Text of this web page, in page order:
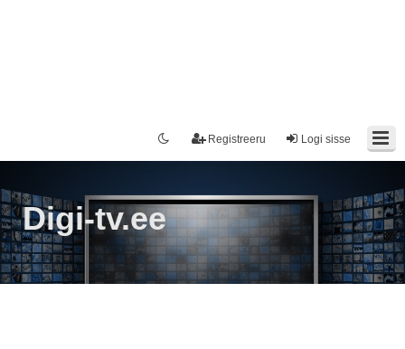
Logi sisse
Registreeru
Digi-tv.ee